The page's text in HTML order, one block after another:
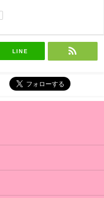
LINE